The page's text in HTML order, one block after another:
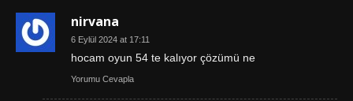
nirvana
6 Eylül 2024 at 17:11
hocam oyun 54 te kalıyor çözümü ne
Yorumu Cevapla